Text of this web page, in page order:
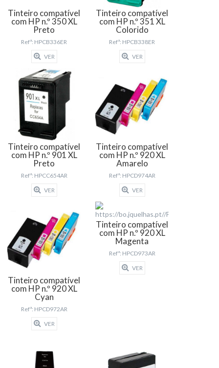
Tinteiro compatível
com HP n.º 350 XL
Preto
Refª: HPCB336ER
VER
Tinteiro compatível
com HP n.º 351 XL
Colorido
Refª: HPCB338ER
VER
Tinteiro compatível
com HP n.º 901 XL
Preto
Refª: HPCC654AR
VER
Tinteiro compatível
com HP n.º 920 XL
Amarelo
Refª: HPCD974AR
VER
Tinteiro compatível
com HP n.º 920 XL
Cyan
Refª: HPCD972AR
VER
Tinteiro compatível
com HP n.º 920 XL
Magenta
Refª: HPCD973AR
VER